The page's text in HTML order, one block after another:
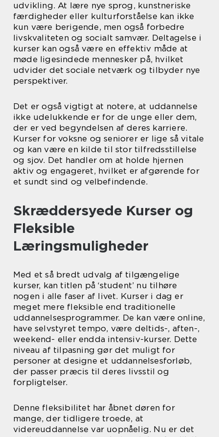
udvikling. At lære nye sprog, kunstneriske
færdigheder eller kulturforståelse kan ikke
kun være berigende, men også forbedre
livskvaliteten og socialt samvær. Deltagelse i
kurser kan også være en effektiv måde at
møde ligesindede mennesker på, hvilket
udvider det sociale netværk og tilbyder nye
perspektiver.
Det er også vigtigt at notere, at uddannelse
ikke udelukkende er for de unge eller dem,
der er ved begyndelsen af deres karriere.
Kurser for voksne og seniorer er lige så vitale
og kan være en kilde til stor tilfredsstillelse
og sjov. Det handler om at holde hjernen
aktiv og engageret, hvilket er afgørende for
et sundt sind og velbefindende.
Skræddersyede Kurser og
Fleksible
Læringsmuligheder
Med et så bredt udvalg af tilgængelige
kurser, kan titlen på ‘student’ nu tilhøre
nogen i alle faser af livet. Kurser i dag er
meget mere fleksible end traditionelle
uddannelsesprogrammer. De kan være online,
have selvstyret tempo, være deltids-, aften-,
weekend- eller endda intensiv-kurser. Dette
niveau af tilpasning gør det muligt for
personer at designe et uddannelsesforløb,
der passer præcis til deres livsstil og
forpligtelser.
Denne fleksibilitet har åbnet døren for
mange, der tidligere troede, at
videreuddannelse var uopnåelig. Nu er det